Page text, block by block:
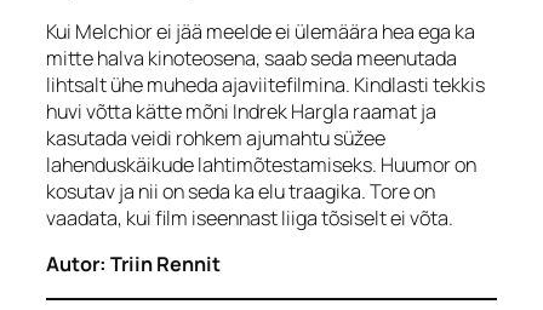
Kui Melchior ei jää meelde ei ülemäära hea ega ka
mitte halva kinoteosena, saab seda meenutada
lihtsalt ühe muheda ajaviitefilmina. Kindlasti tekkis
huvi võtta kätte mõni Indrek Hargla raamat ja
kasutada veidi rohkem ajumahtu süžee
lahenduskäikude lahtimõtestamiseks. Huumor on
kosutav ja nii on seda ka elu traagika. Tore on
vaadata, kui film iseennast liiga tõsiselt ei võta.
Autor: Triin Rennit